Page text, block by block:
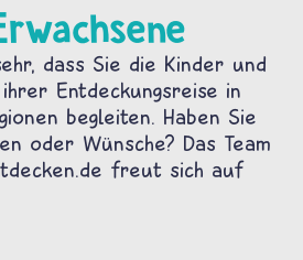
dass Sie die Kinder und
Entdeckungsreise in
begleiten. Haben Sie
oder Wünsche? Das Team
freut sich auf